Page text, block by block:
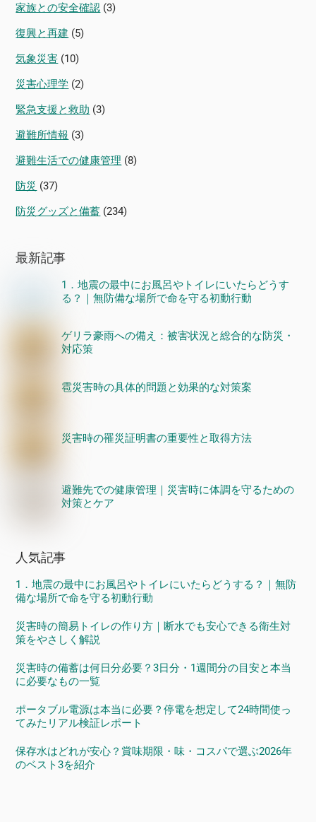
家族との安全確認 (3)
復興と再建 (5)
気象災害 (10)
災害心理学 (2)
緊急支援と救助 (3)
避難所情報 (3)
避難生活での健康管理 (8)
防災 (37)
防災グッズと備蓄 (234)
最新記事
1．地震の最中にお風呂やトイレにいたらどうす
る？｜無防備な場所で命を守る初動行動
ゲリラ豪雨への備え：被害状況と総合的な防災・
対応策
雹災害時の具体的問題と効果的な対策案
災害時の罹災証明書の重要性と取得方法
避難先での健康管理｜災害時に体調を守るための
対策とケア
人気記事
1．地震の最中にお風呂やトイレにいたらどうする？｜無防
備な場所で命を守る初動行動
災害時の簡易トイレの作り方｜断水でも安心できる衛生対
策をやさしく解説
災害時の備蓄は何日分必要？3日分・1週間分の目安と本当
に必要なもの一覧
ポータブル電源は本当に必要？停電を想定して24時間使っ
てみたリアル検証レポート
保存水はどれが安心？賞味期限・味・コスパで選ぶ2026年
のベスト3を紹介